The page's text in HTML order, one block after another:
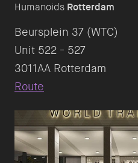
Humanoids Rotterdam
Beursplein 37 (WTC)
Unit 522 - 527
Route